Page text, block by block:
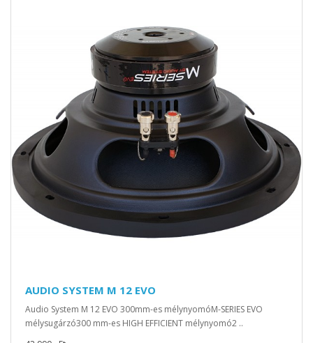
AUDIO SYSTEM M 12 EVO
Audio System M 12 EVO 300mm-es mélynyomóM-SERIES EVO
mélysugárzó300 mm-es HIGH EFFICIENT mélynyomó2 ..